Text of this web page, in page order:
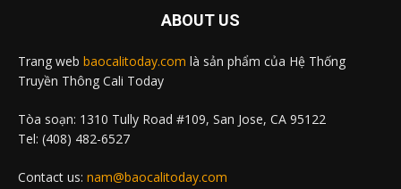
ABOUT US
Trang web baocalitoday.com là sản phẩm của Hệ Thống
Truyền Thông Cali Today
Tòa soạn: 1310 Tully Road #109, San Jose, CA 95122
Tel: (408) 482-6527
Contact us: nam@baocalitoday.com